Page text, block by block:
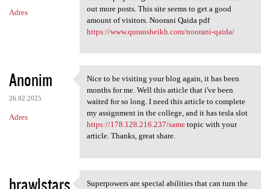
Adres
out more posts. This site seems to get a good
amount of visitors. Noorani Qaida pdf
https://www.quransheikh.com/noorani-qaida/
Anonim
26.02.2025
Adres
Nice to be visiting your blog
Nice to be visiting your blog again, it has been
months for me. Well this article that i've been
waited for so long. I need this article to complete
my assignment in the college, and it has tesla slot
https://178.128.216.237/sametopic with your
article. Thanks, great share.
brawlstars
Superpowers are special abilities that can turn the